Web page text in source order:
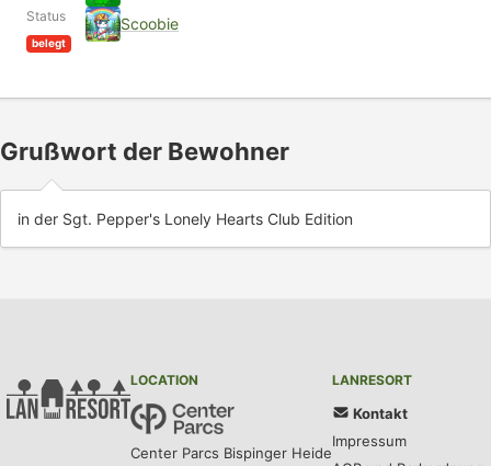
Status
belegt
Scoobie
Grußwort der Bewohner
in der Sgt. Pepper's Lonely Hearts Club Edition
LOCATION
Center Parcs Bispinger Heide
LANRESORT
Kontakt
Impressum